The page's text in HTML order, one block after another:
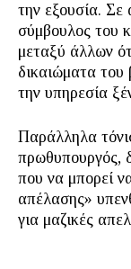
την εξουσία. Σε
σύμβουλος του
μεταξύ άλλων
δικαιώματα του
την υπηρεσία
Παράλληλα
πρωθυπουργός,
που να μπορεί
απέλασης»
για μαζικές